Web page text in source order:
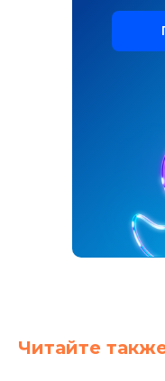
Читайте
Info@modulkassa.ru
8 800
Купить онлайн-кассу:
8 800